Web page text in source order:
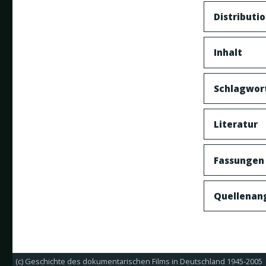
Inhalt
Literatur
Fassungen
(c) Geschichte des dokumentarischen Films in Deutschland 1945-2005